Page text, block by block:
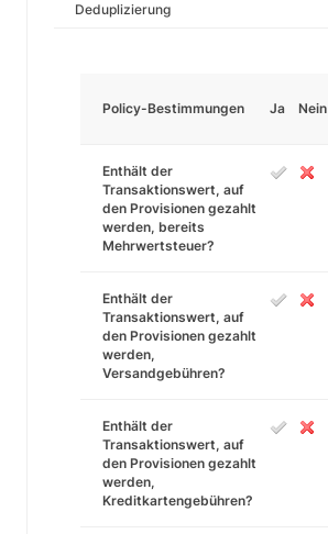
Deduplizierung
Policy-Bestimmungen Ja Nein
Enthält der
Transaktionswert, auf
den Provisionen gezahlt
werden, bereits
Mehrwertsteuer?
Enthält der
Transaktionswert, auf
den Provisionen gezahlt
werden,
Versandgebühren?
Enthält der
Transaktionswert, auf
den Provisionen gezahlt
werden,
Kreditkartengebühren?